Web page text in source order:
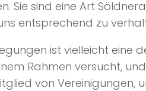
Sie sind eine Art
entsprechend zu
ist vielleicht eine
Rahmen versucht,
von Vereinigungen,